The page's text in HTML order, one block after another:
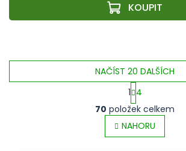
O
v
l
á
NAČÍST 20 DALŠÍCH
S
t
r
á
1 4
70 položek celkem
NAHORU